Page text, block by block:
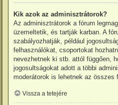
Kik azok az adminisztrátorok?
Az adminisztrátorok a fórum
üzemeltetik, és tartják karban. A
szabályozhatják, például
felhasználókat, csoportokat
nevezhetnek ki stb. attól függően,
jogosultságokat adott a többi
moderátorok is lehetnek az összes
Vissza a tetejére